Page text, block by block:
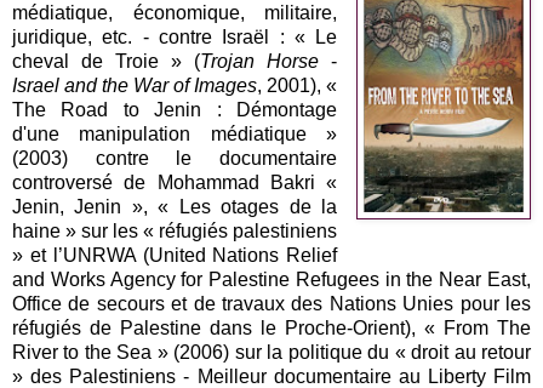
médiatique, économique, militaire,
juridique, etc. - contre Israël : « Le
cheval de Troie » (Trojan Horse -
Israel and the War of Images, 2001), «
The Road to Jenin : Démontage
d'une manipulation médiatique »
(2003) contre le documentaire
controversé de Mohammad Bakri «
Jenin, Jenin », « Les otages de la
haine » sur les « réfugiés palestiniens
» et l’UNRWA (United Nations Relief
and Works Agency for Palestine Refugees in the Near East,
Office de secours et de travaux des Nations Unies pour les
réfugiés de Palestine dans le Proche-Orient), « From The
River to the Sea » (2006) sur la politique du « droit au retour
» des Palestiniens - Meilleur documentaire au Liberty Film